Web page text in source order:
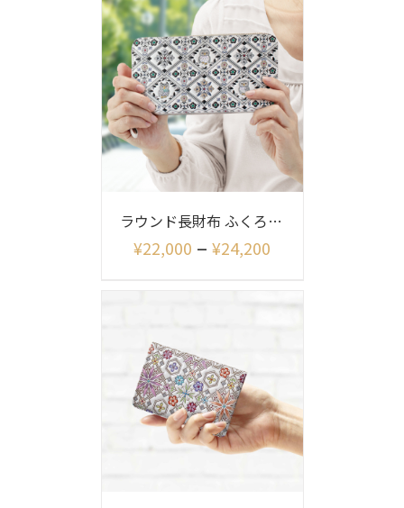
ラウンド長財布 ふくろう柄
¥22,000 – ¥24,200